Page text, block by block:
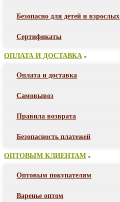
Безопасно для детей и взрослых
Сертификаты
ОПЛАТА И ДОСТАВКА
Оплата и доставка
Самовывоз
Правила возврата
Безопасность платежей
ОПТОВЫМ КЛИЕНТАМ
Оптовым покупателям
Варенье оптом